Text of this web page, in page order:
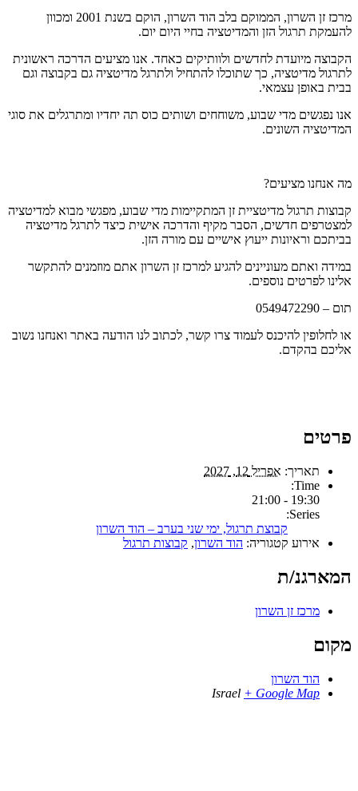
מרכז זן השרון, הממוקם בלב הוד השרון, הוקם בשנת 2001 ומכוון
להעמקת תרגול הזן והמדיטציה בחיי היום יום.
הקבוצה מיועדת לחדשים ולוותיקים כאחד. אנו מציעים הדרכה ראשונית
לתרגול מדיטציה, כך שתוכלו להתחיל ולתרגל מדיטציה גם בקבוצה וגם
בבית באופן עצמאי.
אנו נפגשים מדי שבוע, משוחחים ושותים כוס תה יחדיו ומתרגלים את סוגי
המדיטציה השונים.
מה אנחנו מציעים?
בביתכם וראיונות ייעוץ אישיים עם מורה הזן.
אלינו לפרטים נוספים.
תום – 0549472290
אליכם בהקדם.
פרטים
תאריך: אפריל 12, 2027
Time:
19:30 - 21:00
Series:
קבוצת תרגול, ימי שני בערב – הוד השרון
אירוע קטגוריה: הוד השרון, קבוצות תרגול
המארגנ/ת
מרכז זן השרון
מקום
הוד השרון
Israel + Google Map